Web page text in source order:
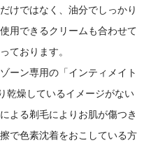
けではなく、油分でしっかり
用できるクリームも合わせて
ております。
ーン専用の「インティメイト
乾燥しているイメージがない
よる剃毛によりお肌が傷つき
で色素沈着をおこしている方